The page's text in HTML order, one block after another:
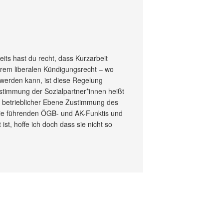
hast du recht, dass Kurzarbeit
liberalen Kündigungsrecht – wo
kann, ist diese Regelung
der Sozialpartner*innen heißt
Ebene Zustimmung des
führenden ÖGB- und AK-Funktis und
hoffe ich doch dass sie nicht so